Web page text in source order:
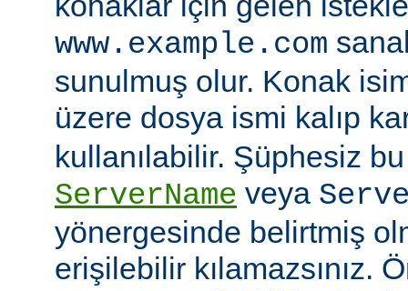
www.example.com
sunulmuş olur. Konak
üzere dosya ismi kalıp
kullanılabilir. Şüphesiz
ServerName veya
yönergesinde belirtmiş
erişilebilir kılamazsınız.